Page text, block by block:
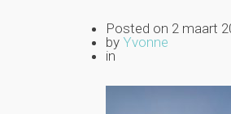
Posted on 2 maart
by Yvonne
in